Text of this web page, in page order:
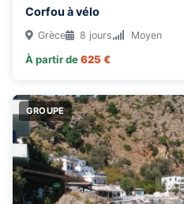
Corfou à vélo
Grèce 8 jours Moyen
À partir de625 €
GROUPE